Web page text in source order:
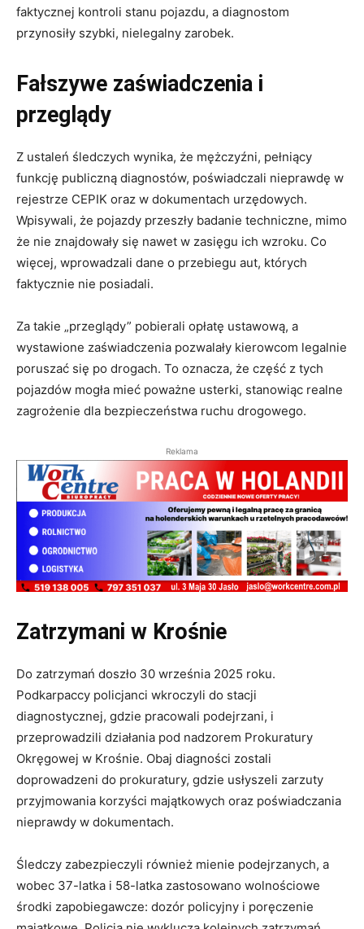
faktycznej kontroli stanu pojazdu, a diagnostom
przynosiły szybki, nielegalny zarobek.
Fałszywe zaświadczenia i
przeglądy
Z ustaleń śledczych wynika, że mężczyźni, pełniący
funkcję publiczną diagnostów, poświadczali nieprawdę w
rejestrze CEPIK oraz w dokumentach urzędowych.
Wpisywali, że pojazdy przeszły badanie techniczne, mimo
że nie znajdowały się nawet w zasięgu ich wzroku. Co
więcej, wprowadzali dane o przebiegu aut, których
faktycznie nie posiadali.
Za takie „przeglądy” pobierali opłatę ustawową, a
wystawione zaświadczenia pozwalały kierowcom legalnie
poruszać się po drogach. To oznacza, że część z tych
pojazdów mogła mieć poważne usterki, stanowiąc realne
zagrożenie dla bezpieczeństwa ruchu drogowego.
Reklama
Zatrzymani w Krośnie
Do zatrzymań doszło 30 września 2025 roku.
Podkarpaccy policjanci wkroczyli do stacji
diagnostycznej, gdzie pracowali podejrzani, i
przeprowadzili działania pod nadzorem Prokuratury
Okręgowej w Krośnie. Obaj diagności zostali
doprowadzeni do prokuratury, gdzie usłyszeli zarzuty
przyjmowania korzyści majątkowych oraz poświadczania
nieprawdy w dokumentach.
Śledczy zabezpieczyli również mienie podejrzanych, a
wobec 37-latka i 58-latka zastosowano wolnościowe
środki zapobiegawcze: dozór policyjny i poręczenie